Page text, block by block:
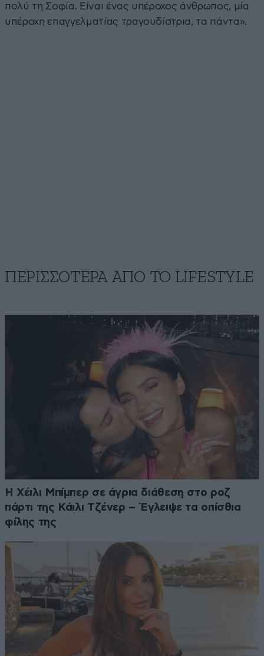
πολύ τη Σοφία. Είναι ένας υπέροχος άνθρωπος, μία
υπέροχη επαγγελματίας τραγουδίστρια, τα πάντα».
ΠΕΡΙΣΣΟΤΕΡΑ ΑΠΟ ΤΟ LIFESTYLE
Η Χέιλι Μπίμπερ σε άγρια διάθεση στο ροζ
πάρτι της Κάιλι Τζένερ – Έγλειψε τα οπίσθια
φίλης της